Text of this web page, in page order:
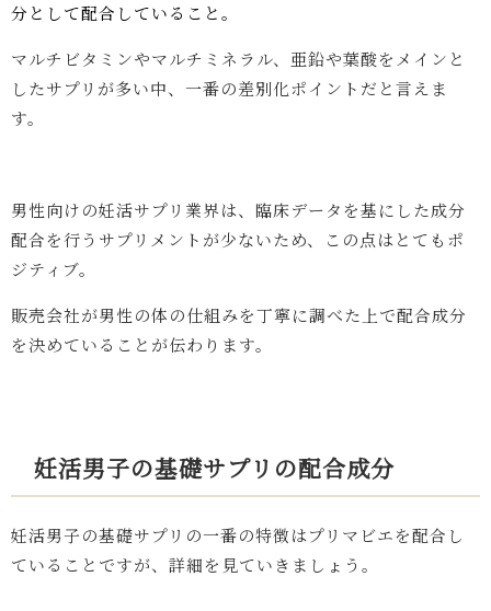
分として配合していること。
マルチビタミンやマルチミネラル、亜鉛や葉酸をメインと
したサプリが多い中、一番の差別化ポイントだと言えま
す。
男性向けの妊活サプリ業界は、臨床データを基にした成分
配合を行うサプリメントが少ないため、この点はとてもポ
ジティブ。
販売会社が男性の体の仕組みを丁寧に調べた上で配合成分
を決めていることが伝わります。
妊活男子の基礎サプリの配合成分
妊活男子の基礎サプリの一番の特徴はプリマビエを配合し
ていることですが、詳細を見ていきましょう。